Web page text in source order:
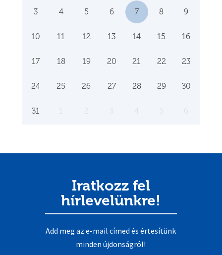
3 4 5 6 7 8 9
10 11 12 13 14 15 16
17 18 19 20 21 22 23
24 25 26 27 28 29 30
31
Iratkozz fel
hírlevelünkre!
Add meg az e-mail címed és értesítünk
minden újdonságról!